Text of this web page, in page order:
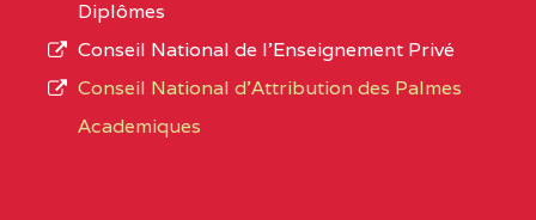
Diplômes
Conseil National de l’Enseignement Privé
Conseil National d'Attribution des Palmes
Academiques